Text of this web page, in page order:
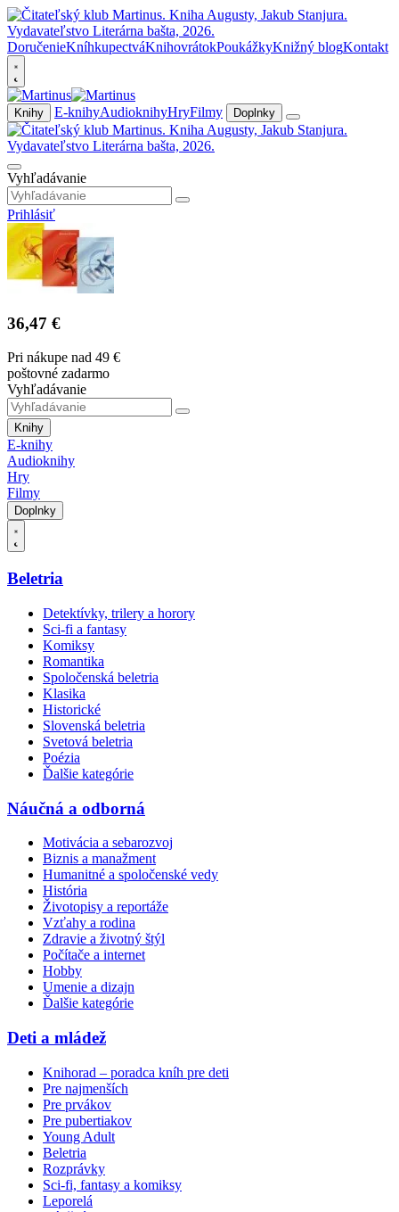
DoručenieKníhkupectváKnihovrátokPoukážkyKnižný blogKontakt
Knihy E-knihyAudioknihyHryFilmy Doplnky
Vyhľadávanie
Prihlásiť
36,47 €
Pri nákupe nad 49 €
poštovné zadarmo
Vyhľadávanie
Knihy
E-knihy
Audioknihy
Hry
Filmy
Doplnky
Beletria
Detektívky, trilery a horory
Sci-fi a fantasy
Komiksy
Romantika
Spoločenská beletria
Klasika
Historické
Slovenská beletria
Svetová beletria
Poézia
Ďalšie kategórie
Náučná a odborná
Motivácia a sebarozvoj
Biznis a manažment
Humanitné a spoločenské vedy
História
Životopisy a reportáže
Vzťahy a rodina
Zdravie a životný štýl
Počítače a internet
Hobby
Umenie a dizajn
Ďalšie kategórie
Deti a mládež
Knihorad – poradca kníh pre deti
Pre najmenších
Pre prvákov
Pre pubertiakov
Young Adult
Beletria
Rozprávky
Sci-fi, fantasy a komiksy
Leporelá